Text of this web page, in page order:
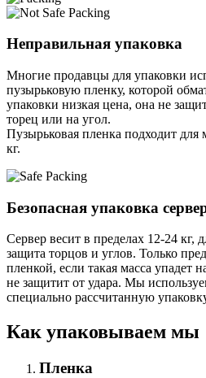
Неправильная упаковка
Многие продавцы для упаковки
пузырьковую пленку, которой
упаковки низкая цена, она не
торец или на угол.
Пузырьковая пленка подходит для
кг.
Безопасная упаковка
Сервер весит в пределах 12-24 кг,
защита торцов и углов. Только
пленкой, если такая масса упадет
не защитит от удара. Мы
специально расcчитанную
Как упаковываем мы
Пленка